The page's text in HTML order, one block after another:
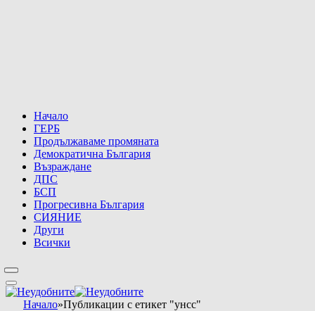
Начало
ГЕРБ
Продължаваме промяната
Демократична България
Възраждане
ДПС
БСП
Прогресивна България
СИЯНИЕ
Други
Всички
Начало»Публикации с етикет "унсс"